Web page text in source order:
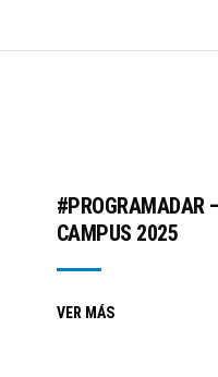
#PROGRAMADAR
CAMPUS 2025
VER MÁS